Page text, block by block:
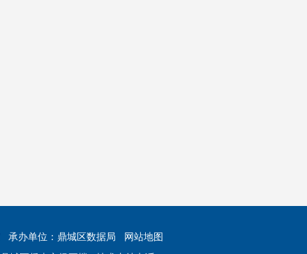
承办单位：鼎城区数据局
网站地图